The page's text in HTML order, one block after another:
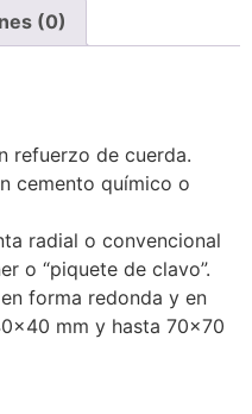
(0)
refuerzo de cuerda.
cemento químico o
radial o convencional
o “piquete de clavo”.
forma redonda y en
mm y hasta 70×70